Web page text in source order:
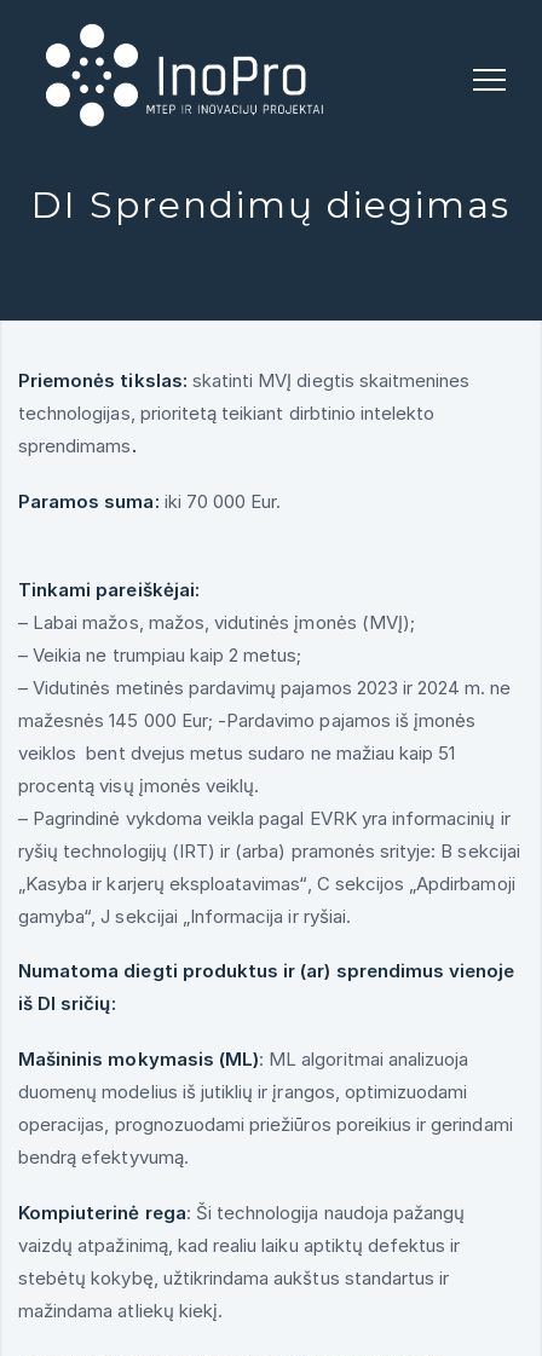
INOPRO
DI Sprendimų diegimas
Priemonės tikslas: skatinti MVĮ diegtis skaitmenines
technologijas, prioritetą teikiant dirbtinio intelekto
sprendimams.
Paramos suma: iki 70 000 Eur.
Tinkami pareiškėjai:
– Labai mažos, mažos, vidutinės įmonės (MVĮ);
– Veikia ne trumpiau kaip 2 metus;
– Vidutinės metinės pardavimų pajamos 2023 ir 2024 m. ne
mažesnės 145 000 Eur; -Pardavimo pajamos iš įmonės
veiklos bent dvejus metus sudaro ne mažiau kaip 51
procentą visų įmonės veiklų.
– Pagrindinė vykdoma veikla pagal EVRK yra informacinių ir
ryšių technologijų (IRT) ir (arba) pramonės srityje: B sekcijai
„Kasyba ir karjerų eksploatavimas“, C sekcijos „Apdirbamoji
gamyba“, J sekcijai „Informacija ir ryšiai.
Numatoma diegti produktus ir (ar) sprendimus vienoje
iš DI sričių:
Mašininis mokymasis (ML): ML algoritmai analizuoja
duomenų modelius iš jutiklių ir įrangos, optimizuodami
operacijas, prognozuodami priežiūros poreikius ir gerindami
bendrą efektyvumą.
Kompiuterinė rega: Ši technologija naudoja pažangų
vaizdų atpažinimą, kad realiu laiku aptiktų defektus ir
stebėtų kokybę, užtikrindama aukštus standartus ir
mažindama atliekų kiekį.